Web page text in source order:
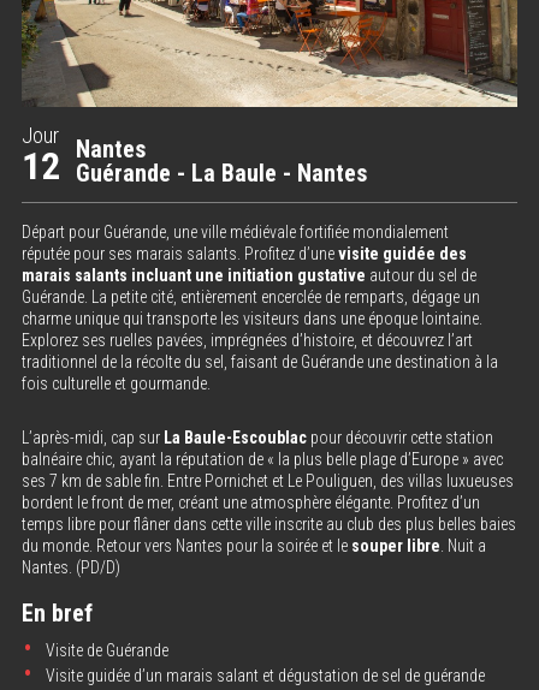
Jour
12
Nantes
Guérande - La Baule - Nantes
Départ pour Guérande, une ville médiévale fortifiée mondialement
réputée pour ses marais salants. Profitez d’unevisite guidée des
marais salants incluant une initiation gustative autour du sel de
Guérande. La petite cité, entièrement encerclée de remparts, dégage un
charme unique qui transporte les visiteurs dans une époque lointaine.
Explorez ses ruelles pavées, imprégnées d’histoire, et découvrez l’art
traditionnel de la récolte du sel, faisant de Guérande une destination à la
fois culturelle et gourmande.
L’après-midi, cap sur La Baule-Escoublac pour découvrir cette station
balnéaire chic, ayant la réputation de « la plus belle plage d’Europe » avec
ses 7 km de sable fin. Entre Pornichet et Le Pouliguen, des villas luxueuses
bordent le front de mer, créant une atmosphère élégante. Profitez d’un
temps libre pour flâner dans cette ville inscrite au club des plus belles baies
du monde. Retour vers Nantes pour la soirée et le souper libre. Nuit a
Nantes. (PD/D)
En bref
Visite de Guérande
Visite guidée d’un marais salant et dégustation de sel de guérande